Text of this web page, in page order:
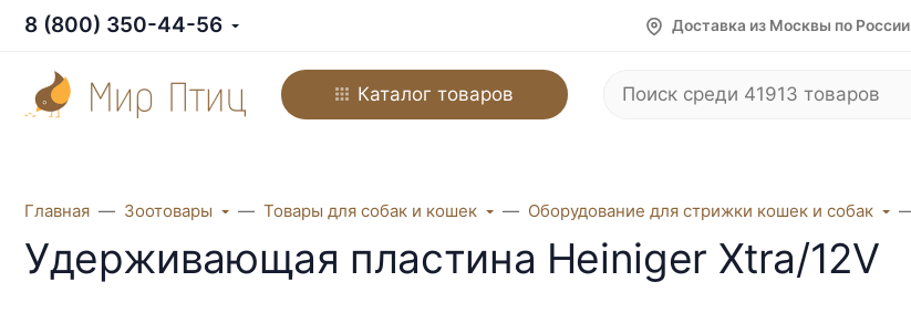
8 (800) 350-44-56 Доставка из Москвы по России
Каталог товаров
Главная Зоотовары Товары для собак и кошек Оборудование для стрижки кошек и собак
Удерживающая пластина Heiniger Xtra/12V